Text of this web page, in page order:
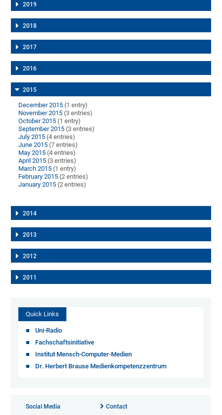
2019
2018
2017
2016
2015
December 2015 (1 entry)
November 2015 (3 entries)
October 2015 (1 entry)
September 2015 (3 entries)
July 2015 (4 entries)
June 2015 (7 entries)
May 2015 (4 entries)
April 2015 (3 entries)
March 2015 (1 entry)
February 2015 (2 entries)
January 2015 (2 entries)
2014
2013
2012
2011
Quick Links
Uni-Radio
Fachschaftsinitiative
Institut Mensch-Computer-Medien
Dr. Herbert Brause Medienkompetenzzentrum
Social Media Contact